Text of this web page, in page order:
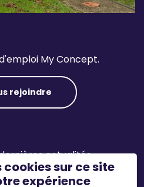
My Concept.
rejoindre
actualités.
sur ce site
expérience